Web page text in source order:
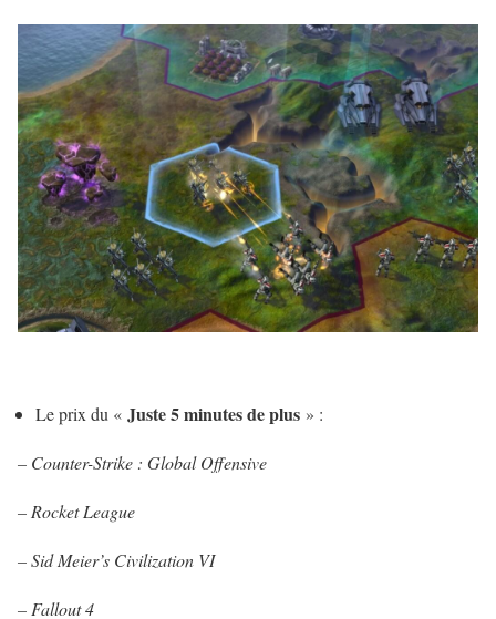
Le prix du « Juste 5 minutes de plus » :
– Counter-Strike : Global Offensive
– Rocket League
–Sid Meier’s Civilization VI
– Fallout 4